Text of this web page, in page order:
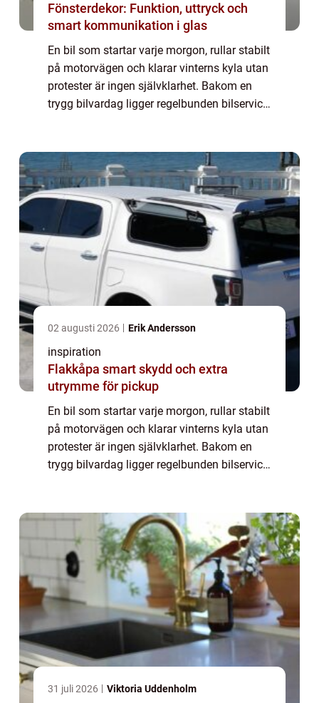
Fönsterdekor: Funktion, uttryck och
smart kommunikation i glas
En bil som startar varje morgon, rullar stabilt
på motorvägen och klarar vinterns kyla utan
protester är ingen självklarhet. Bakom en
trygg bilvardag ligger regelbunden bilservice,
02 augusti 2026 Erik Andersson
inspiration
Flakkåpa smart skydd och extra
utrymme för pickup
En bil som startar varje morgon, rullar stabilt
på motorvägen och klarar vinterns kyla utan
protester är ingen självklarhet. Bakom en
trygg bilvardag ligger regelbunden bilservice,
31 juli 2026 Viktoria Uddenholm